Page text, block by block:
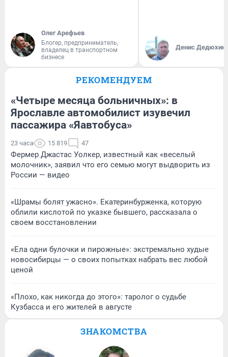
Олег Арефьев
Блогер, предприниматель,
владелец в транспортном
бизнесе
Денис Дедюхин
РЕКОМЕНДУЕМ
«Четыре месяца больничных»: в
Ярославле автомобилист изувечил
пассажира «Яавтобуса»
23 часа 15 819 47
Фермер Джастас Уолкер, известный как «веселый
молочник», заявил что его семью могут выдворить из
России — видео
«Шрамы болят ужасно». Екатеринбурженка, которую
облили кислотой по указке бывшего, рассказала о
своем восстановлении
«Ела одни булочки и пирожные»: экстремально худые
новосибирцы — о своих попытках набрать вес любой
ценой
«Плохо, как никогда до этого»: таролог о судьбе
Кузбасса и его жителей в августе
ЗНАКОМСТВА